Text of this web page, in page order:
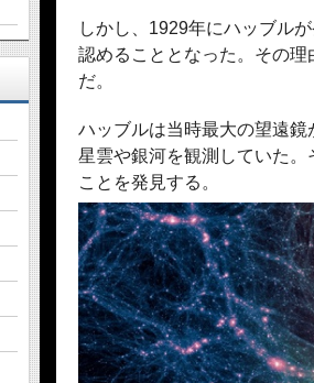
しかし、1929年にハッブル
認めることとなった。その
だ。
ハッブルは当時最大の望遠
星雲や銀河を観測していた
ことを発見する。